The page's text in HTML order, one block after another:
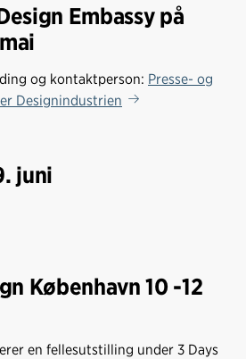
Embassy på
og kontaktperson: Presse- og
Designindustrien
juni
København 10 -12
en fellesutstilling under 3 Days